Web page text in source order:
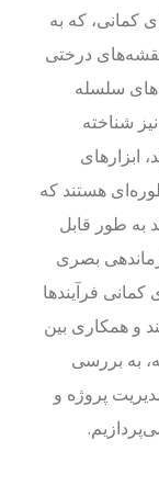
که به
درختی
سلسله
شناخته
هستند که
به طور قابل
بصری
فرآیندها
و همکاری بین
به بررسی
پروژه و